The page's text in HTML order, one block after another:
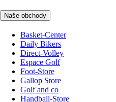
Naše obchody
Basket-Center
Daily Bikers
Direct-Volley
Espace Golf
Foot-Store
Gallop Store
Golf and co
Handball-Store